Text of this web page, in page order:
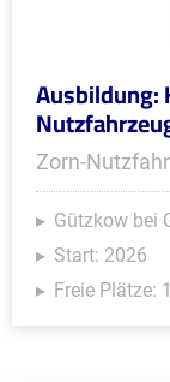
Zorn-
Gützkow bei
Start: 2026
Freie Plätze: 1